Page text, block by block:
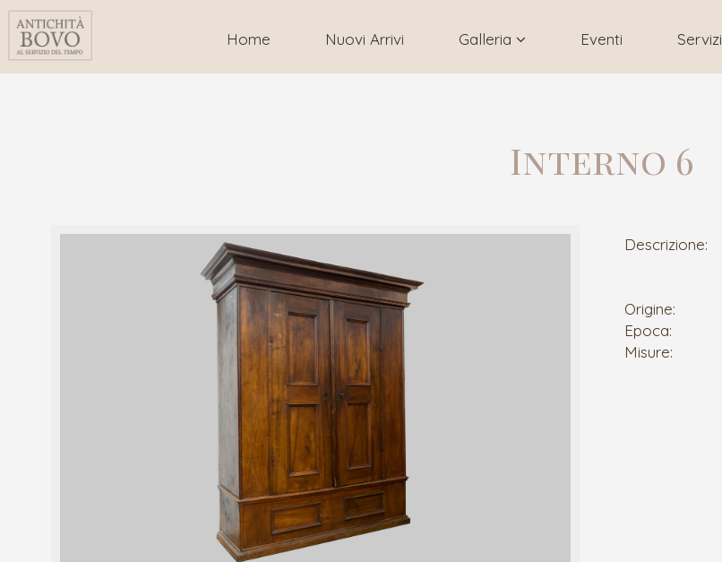
Home Nuovi Arrivi Galleria Eventi Servizi
Interno 6
Descrizione:
Origine:
Epoca:
Misure: